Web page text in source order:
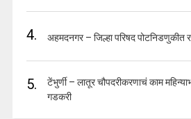
4. अहमदनगर – जिल्हा परिषद पोटनिडणुकीत
5.
टेंभुर्णी – लातूर चौपदरीकरणाचं काम
गडकरी